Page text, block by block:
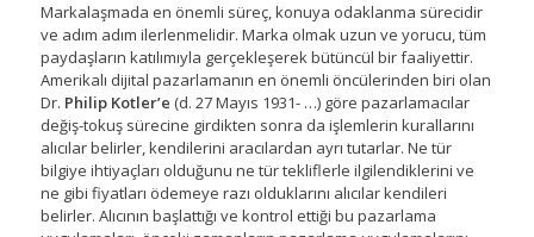
Markalaşmada en önemli süreç, konuya odaklanma sürecidir
ve adım adım ilerlenmelidir. Marka olmak uzun ve yorucu, tüm
paydaşların katılımıyla gerçekleşerek bütüncül bir faaliyettir.
Amerikalı dijital pazarlamanın en önemli öncülerinden biri olan
Dr. Philip Kotler’e (d. 27 Mayıs 1931- …) göre pazarlamacılar
değiş-tokuş sürecine girdikten sonra da işlemlerin kurallarını
alıcılar belirler, kendilerini aracılardan ayrı tutarlar. Ne tür
bilgiye ihtiyaçları olduğunu ne tür tekliflerle ilgilendiklerini ve
ne gibi fiyatları ödemeye razı olduklarını alıcılar kendileri
belirler. Alıcının başlattığı ve kontrol ettiği bu pazarlama